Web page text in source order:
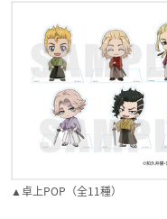
▲卓上POP（全11種）